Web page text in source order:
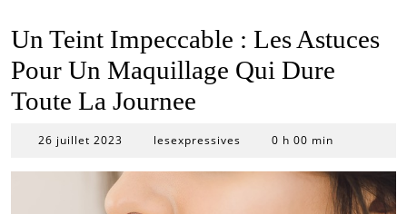
Un Teint Impeccable : Les Astuces
Pour Un Maquillage Qui Dure
Toute La Journee
26 juillet 2023
2023
lesexpressives 0 h 00 min